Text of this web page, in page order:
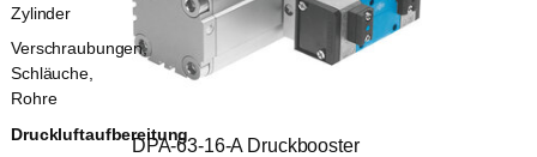
DPA-63-16-A Druckbooster
Zylinder
Verschraubungen,
Schläuche,
Rohre
Druckluftaufbereitung